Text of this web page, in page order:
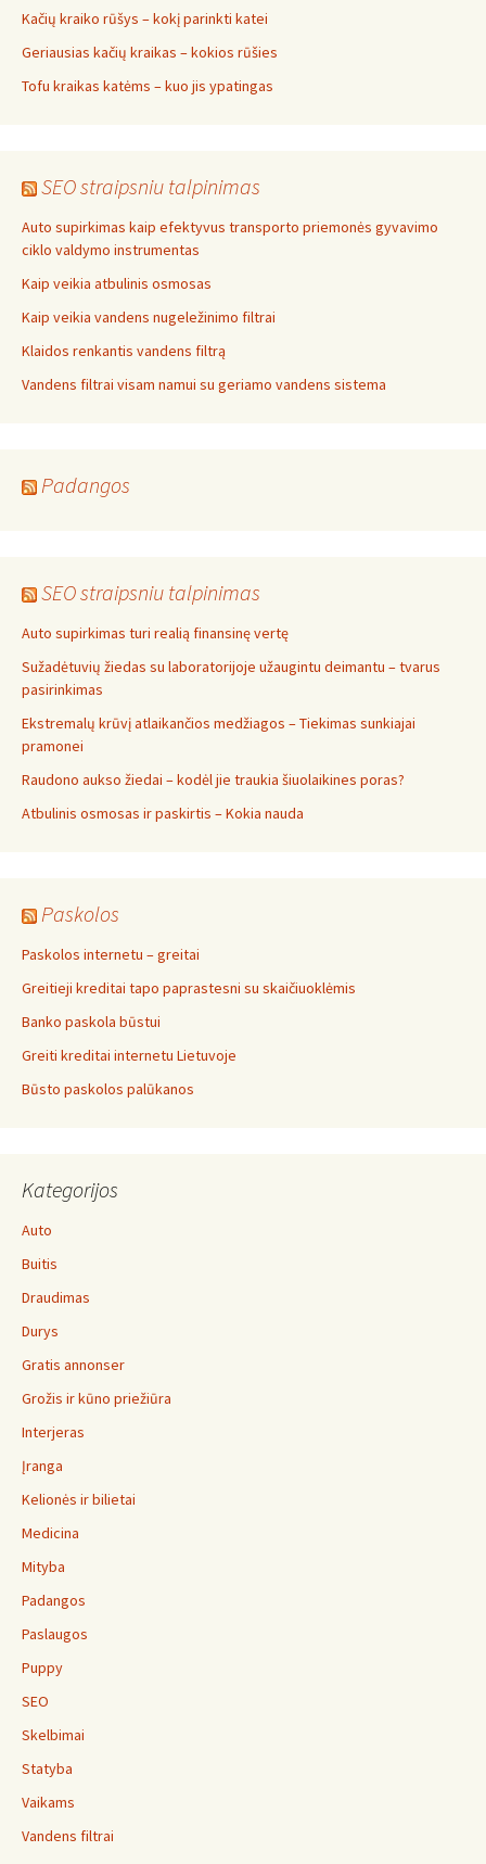
Kačių kraiko rūšys – kokį parinkti katei
Geriausias kačių kraikas – kokios rūšies
Tofu kraikas katėms – kuo jis ypatingas
SEO straipsniu talpinimas
Auto supirkimas kaip efektyvus transporto priemonės gyvavimo
ciklo valdymo instrumentas
Kaip veikia atbulinis osmosas
Kaip veikia vandens nugeležinimo filtrai
Klaidos renkantis vandens filtrą
Vandens filtrai visam namui su geriamo vandens sistema
Padangos
SEO straipsniu talpinimas
Auto supirkimas turi realią finansinę vertę
Sužadėtuvių žiedas su laboratorijoje užaugintu deimantu – tvarus
pasirinkimas
Ekstremalų krūvį atlaikančios medžiagos – Tiekimas sunkiajai
pramonei
Raudono aukso žiedai – kodėl jie traukia šiuolaikines poras?
Atbulinis osmosas ir paskirtis – Kokia nauda
Paskolos
Paskolos internetu – greitai
Greitieji kreditai tapo paprastesni su skaičiuoklėmis
Banko paskola būstui
Greiti kreditai internetu Lietuvoje
Būsto paskolos palūkanos
Kategorijos
Auto
Buitis
Draudimas
Durys
Gratis annonser
Grožis ir kūno priežiūra
Interjeras
Įranga
Kelionės ir bilietai
Medicina
Mityba
Padangos
Paslaugos
Puppy
SEO
Skelbimai
Statyba
Vaikams
Vandens filtrai